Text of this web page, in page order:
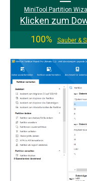
MiniTool Partition
Klicken zum
100%
Sauber &